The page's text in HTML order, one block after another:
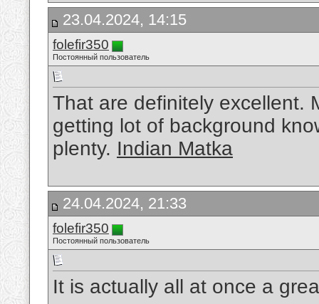
23.04.2024, 14:15
folefir350
Постоянный пользователь
That are definitely excellent.
getting lot of background
plenty. Indian Matka
24.04.2024, 21:33
folefir350
Постоянный пользователь
It is actually all at once a